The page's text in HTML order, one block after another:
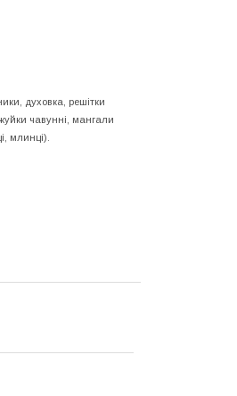
духовка, решітки
чавунні, мангали
млинці).